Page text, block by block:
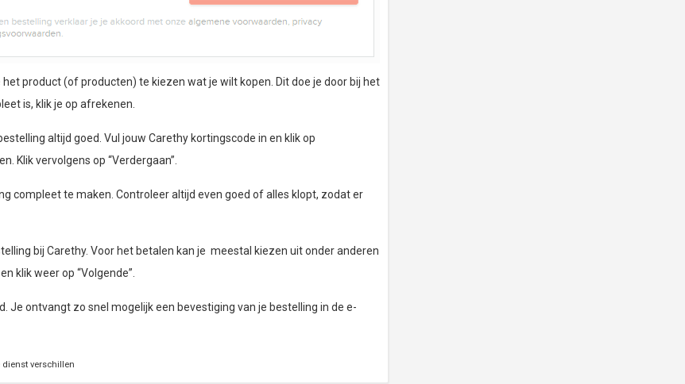
product (of producten) te kiezen wat je wilt kopen. Dit doe je door bij het
is, klik je op afrekenen.
altijd goed. Vul jouw Carethy kortingscode in en klik op
Klik vervolgens op “Verdergaan”.
compleet te maken. Controleer altijd even goed of alles klopt, zodat er
bij Carethy. Voor het betalen kan je meestal kiezen uit onder anderen
klik weer op “Volgende”.
Je ontvangt zo snel mogelijk een bevestiging van je bestelling in de e-
dienst verschillen